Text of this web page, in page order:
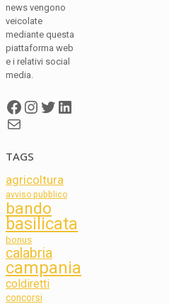
news vengono
veicolate
mediante questa
piattaforma web
e i relativi social
media.
Facebook
Instagram
Twitter
LinkedIn
Mail
TAGS
agricoltura
avviso pubblico
bando
basilicata
bonus
calabria
campania
coldiretti
concorsi